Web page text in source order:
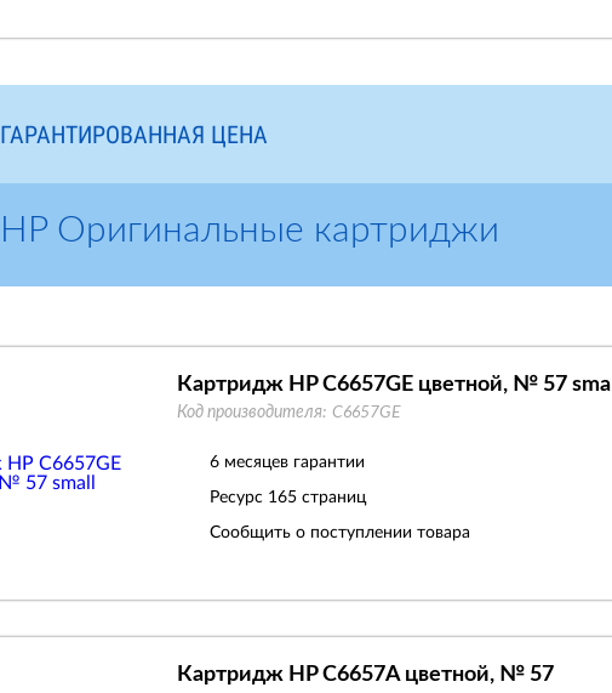
ГАРАНТИРОВАННАЯ ЦЕНА
HP Оригинальные картриджи
Картридж HP C6657GE цветной, № 57 small
Код производителя: C6657GE
6 месяцев гарантии
Ресурс 165 страниц
Сообщить о поступлении товара
Картридж HP C6657A цветной, № 57